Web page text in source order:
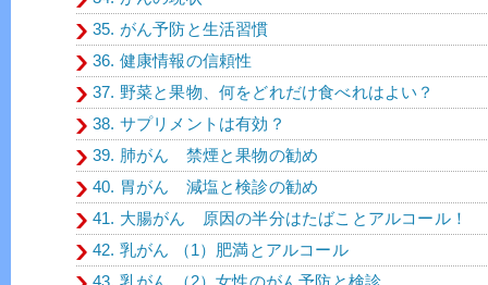
35. がん予防と生活習慣
36. 健康情報の信頼性
37. 野菜と果物、何をどれだけ食べれはよい？
38. サプリメントは有効？
39. 肺がん 禁煙と果物の勧め
40. 胃がん 減塩と検診の勧め
41. 大腸がん 原因の半分はたばことアルコール！
42. 乳がん （1）肥満とアルコール
43. 乳がん （2）女性のがん予防と検診